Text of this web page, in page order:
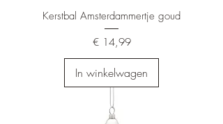
Kerstbal Amsterdammertje goud
Prijs
€ 14,99
In winkelwagen